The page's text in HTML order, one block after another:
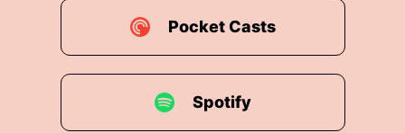
Pocket Casts
Spotify